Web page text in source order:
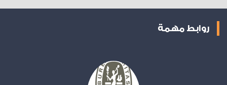
روابط مهمة